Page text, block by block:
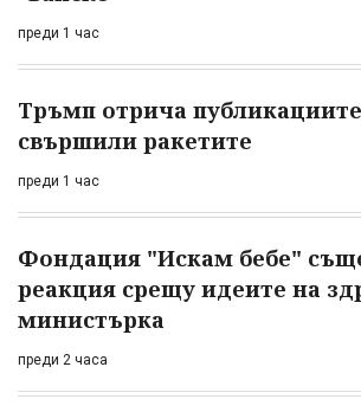
преди 1 час
Тръмп отрича
свършили ракетите
преди 1 час
Фондация "Искам бебе"
реакция срещу идеите на
министърка
преди 2 часа